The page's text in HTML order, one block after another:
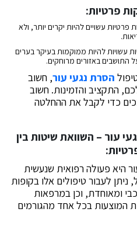
פרטיות:
פרטיות עשויים להיות יקרים יותר, ולא
עשויות להיות ממוקמות בעיקר בערים
התושבים באזורים מרוחקים.
הסרת נגעי עור, חשוב
התקציב והזמינות. חשוב
כדי לקבל את ההחלטה
עור – השוואת שיטות בין
היא פעולה רפואית שנעשית
לעבור טיפולים אלו בקופות
ומאוחדת, וכן במרפאות
המוצעות בכל אחד מהגורמים